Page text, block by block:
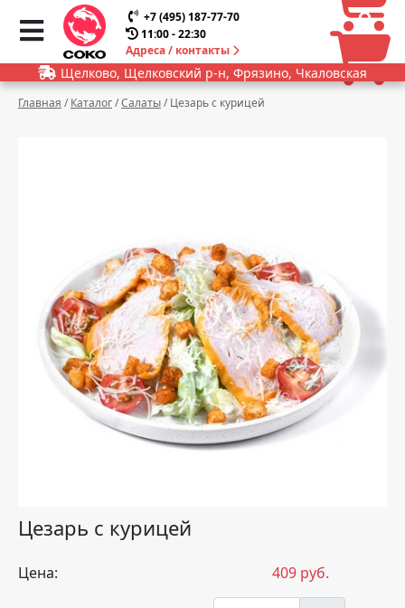
+7 (495) 187-77-70
11:00 - 22:30
Адреса / контакты
0
0
Щелково, Щелковский р-н, Фрязино, Чкаловская
Главная / Каталог/Салаты/ Цезарь с курицей
Цезарь с курицей
Цена: 409руб.